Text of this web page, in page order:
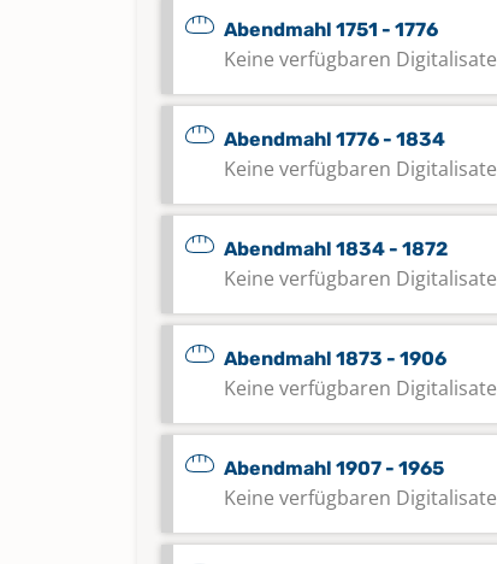
Abendmahl 1751 - 1776
Keine verfügbaren Digitalisate
Abendmahl 1776 - 1834
Keine verfügbaren Digitalisate
Abendmahl 1834 - 1872
Keine verfügbaren Digitalisate
Abendmahl 1873 - 1906
Keine verfügbaren Digitalisate
Abendmahl 1907 - 1965
Keine verfügbaren Digitalisate